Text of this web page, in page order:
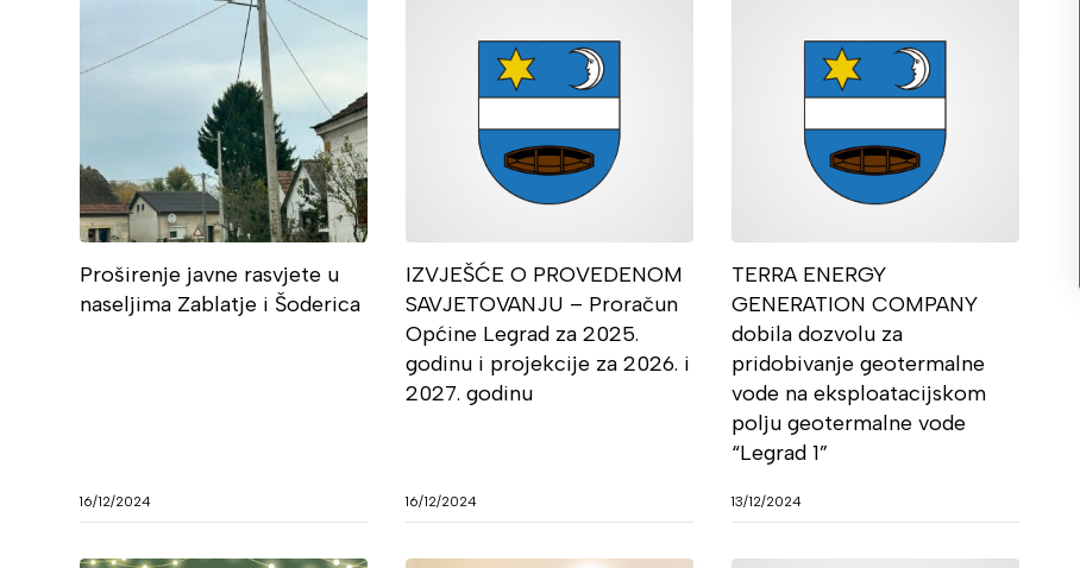
Proširenje javne rasvjete u
naseljima Zablatje i Šoderica
16/12/2024
IZVJEŠĆE O PROVEDENOM
SAVJETOVANJU – Proračun
Općine Legrad za 2025.
godinu i projekcije za 2026. i
2027. godinu
16/12/2024
TERRA ENERGY
GENERATION COMPANY
dobila dozvolu za
pridobivanje geotermalne
vode na eksploatacijskom
polju geotermalne vode
“Legrad 1”
13/12/2024